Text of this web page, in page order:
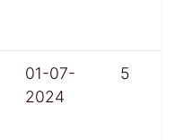
01-07-
2024
5